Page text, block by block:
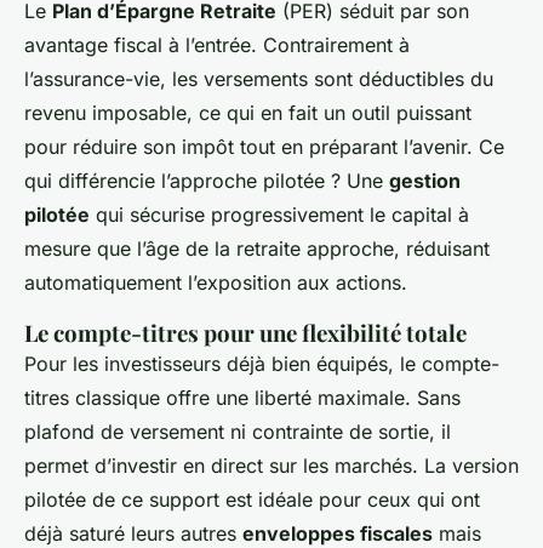
Le Plan d’Épargne Retraite (PER) séduit par son
avantage fiscal à l’entrée. Contrairement à
l’assurance-vie, les versements sont déductibles du
revenu imposable, ce qui en fait un outil puissant
pour réduire son impôt tout en préparant l’avenir. Ce
qui différencie l’approche pilotée ? Une gestion
pilotée qui sécurise progressivement le capital à
mesure que l’âge de la retraite approche, réduisant
automatiquement l’exposition aux actions.
Le compte-titres pour une flexibilité totale
Pour les investisseurs déjà bien équipés, le compte-
titres classique offre une liberté maximale. Sans
plafond de versement ni contrainte de sortie, il
permet d’investir en direct sur les marchés. La version
pilotée de ce support est idéale pour ceux qui ont
déjà saturé leurs autres enveloppes fiscales mais